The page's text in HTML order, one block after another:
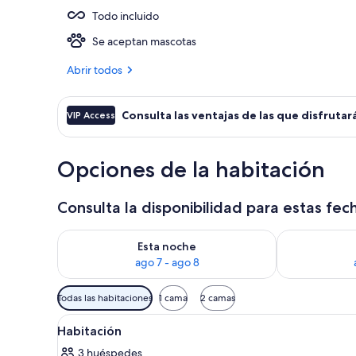
Todo incluido
Se aceptan mascotas
Abrir todos
VIP Access Consulta las ventajas de las que
Opciones de la habitación
Consulta la disponibilidad para estas
Esta noche
ago 7 - ago 8
Consulta la disponibilidad para esta noche, ago 7 -
Consulta la
Filtros
disponibles
para
Todas las habitaciones 1 cama 2 camas
Abrir
todas
Habitación de hotel con
3
Habitación
3 huéspedes